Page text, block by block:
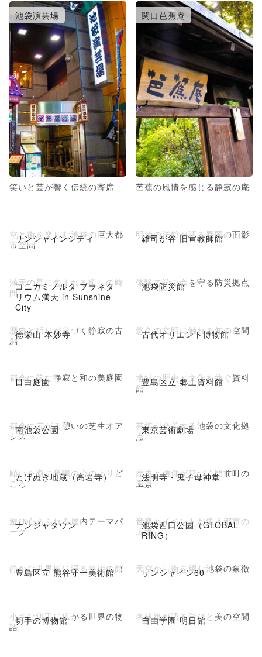
池袋演芸場
笑いと芸が響く伝統の寄席
関口芭蕉庵
芭蕉の風情を感じる静寂の庵
サンシャインシティ
空と街を楽しむ池袋の巨大都
市空間
雑司が谷 旧宣教師館
明治の洋館が語る異国の面影
コニカミノルタ プラネタ
リウム満天 in Sunshine
City
満天の星に包まれる癒しの時
間
池袋防災館
体験で学ぶ命を守る防災拠点
徳栄山 本妙寺
歴史と祈りが息づく静寂の古
刹
古代オリエント博物館
悠久の文明に触れる知の空間
目白庭園
都会に佇む静寂と和の美庭園 豊島区立 郷土資料館
地域の歴史と文化を紡ぐ資料
館
南池袋公園
都会に広がる憩いの芝生オア
シス
東京芸術劇場
芸術が交差する池袋の文化拠
点
とげぬき地蔵（高岩寺）
願いを癒す巣鴨の心のよりど
ころ
法明寺・鬼子母神堂
歴史と信仰が息づく門前町の
風景
ナンジャタウン
遊び心あふれる屋内テーマパ
ーク
池袋西口公園（GLOBAL
RING）
音楽とイベントが集う都市の
広場
豊島区立 熊谷守一美術館
静かな世界観に浸る芸術の館 サンシャイン60
天空から街を望む池袋の象徴
切手の博物館
小さな切手に広がる世界の物
語
自由学園 明日館
名建築が語る学びと美の空間